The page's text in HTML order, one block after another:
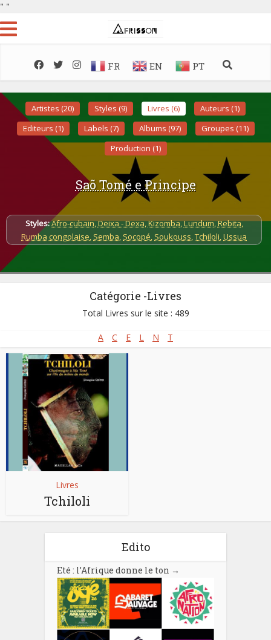
" "
FR EN PT
Artistes (20) Styles (9) Livres (6)
Auteurs (1)
Editeurs (1)
Labels (7) Albums (97)
Groupes (11)
Production (1)
Saõ Tomé e Principe
Styles:Afro-cubain,Deixa - Dexa,Kizomba,Lundum,Rebita,
Rumba congolaise, Semba, Socopé, Soukouss,Tchiloli,Ussua
Catégorie -Livres
Total Livres sur le site : 489
A C E L N T
Livres
Tchiloli
Edito
Eté : l’Afrique donne le ton →